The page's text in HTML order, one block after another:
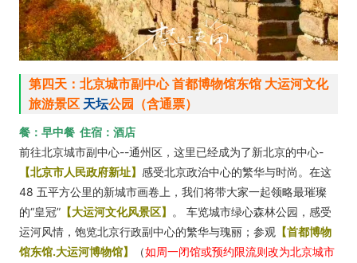
第四天：北京城市副中心 首都博物馆东馆 大运河文化
旅游景区 天坛公园（含通票）
餐：早中餐 住宿：酒店
前往北京城市副中心--通州区，这里已经成为了新北京的中心-
【北京市人民政府新址】 感受北京政治中心的繁华与时尚。在这
48 五平方公里的新城市画卷上，我们将带大家一起领略最璀璨
的“皇冠” 【大运河文化风景区】
。 车览城市绿心森林公园，感受
运河风情，饱览北京行政副中心的繁华与瑰丽；参观 【首都博物
馆东馆.大运河博物馆】
（如周一闭馆或预约限流则改为北京城市